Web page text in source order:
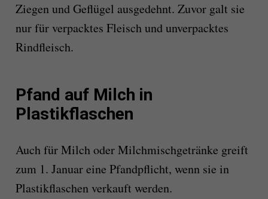
Ziegen und Geflügel ausgedehnt. Zuvor galt sie
nur für verpacktes Fleisch und unverpacktes
Rindfleisch.
Pfand auf Milch in
Plastikflaschen
Auch für Milch oder Milchmischgetränke greift
zum 1. Januar eine Pfandpflicht, wenn sie in
Plastikflaschen verkauft werden.